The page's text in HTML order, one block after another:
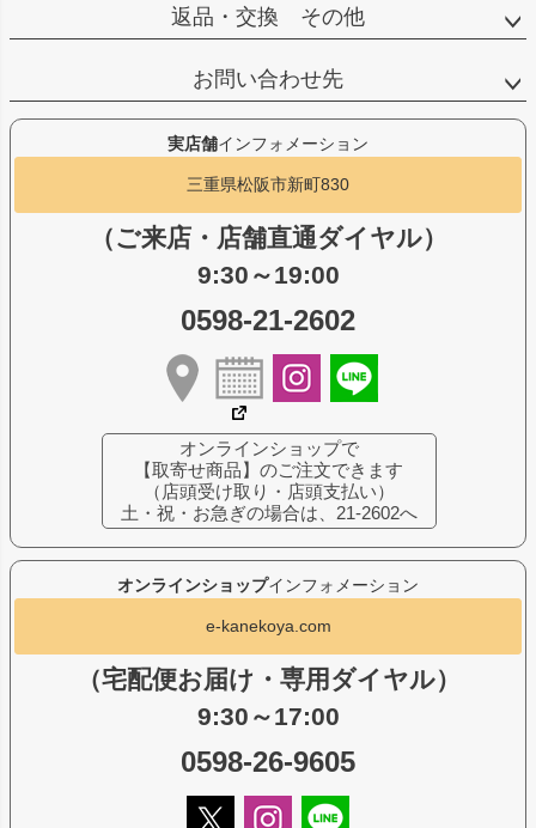
返品・交換 その他
お問い合わせ先
オンラインショップインフォメーション
e-kanekoya.com
（宅配便お届け・専用ダイヤル）
9:30～17:00
0598-26-9605
実店舗インフォメーション
三重県松阪市新町830
（ご来店・店舗直通ダイヤル）
9:30～19:00
0598-21-2602
オンラインショップで
【取寄せ商品】のご注文できます
（店頭受け取り・店頭支払い）
土・祝・お急ぎの場合は、21-2602へ